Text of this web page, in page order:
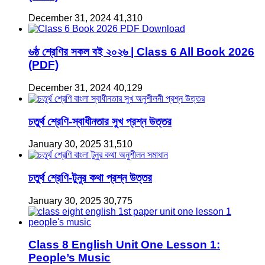
December 31, 2024 41,310
৬ষ্ঠ শ্রেণির সকল বই ২০২৬ | Class 6 All Book 2026
(PDF)
December 31, 2024 40,129
চতুর্থ শ্রেণি-স্বাধীনতার সুখ প্রশ্ন উত্তর
January 30, 2025 31,510
চতুর্থ শ্রেণি-টুনুর কথা প্রশ্ন উত্তর
January 30, 2025 30,775
Class 8 English Unit One Lesson 1:
People’s Music